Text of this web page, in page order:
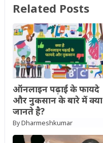
Related Posts
ऑनलाइन पढ़ाई के फायदे
और नुकसान के बारे में क्या
जानते है?
ByDharmeshkumar